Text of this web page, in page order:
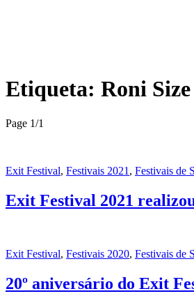
Etiqueta: Roni Size
Page 1/1
Exit Festival, Festivais 2021 , Festivais de
Exit Festival 2021
Exit Festival, Festivais 2020, Festivais de
20º aniversário do Exit